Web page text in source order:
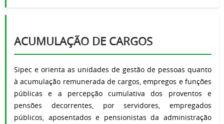
ACUMULAÇÃO DE CARGOS
Sipec e orienta as unidades de gestão de pessoas quanto
à acumulação remunerada de cargos, empregos e funções
públicas e a percepção cumulativa dos proventos e
pensões decorrentes, por servidores, empregados
públicos, aposentados e pensionistas da administração